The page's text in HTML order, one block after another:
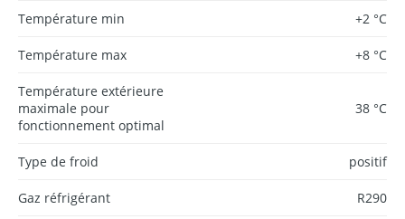
Température min +2 °C
Température max +8 °C
Température extérieure
maximale pour
fonctionnement optimal
38 °C
Type de froid positif
Gaz réfrigérant R290